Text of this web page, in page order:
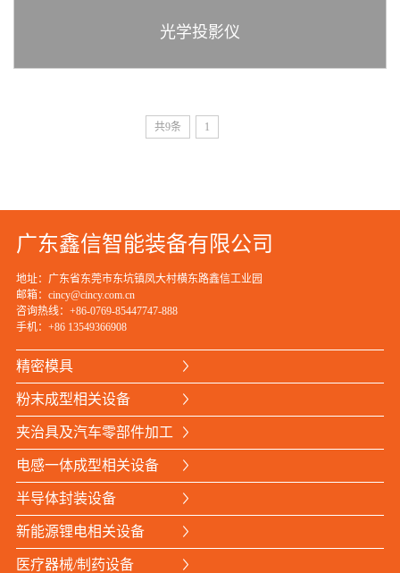
光学投影仪
共9条 1
广东鑫信智能装备有限公司
地址：广东省东莞市东坑镇凤大村横东路鑫信工业园
邮箱：cincy@cincy.com.cn
咨询热线：+86-0769-85447747-888
手机： +86 13549366908
精密模具
粉末成型相关设备
夹治具及汽车零部件加工
电感一体成型相关设备
半导体封装设备
新能源锂电相关设备
医疗器械/制药设备